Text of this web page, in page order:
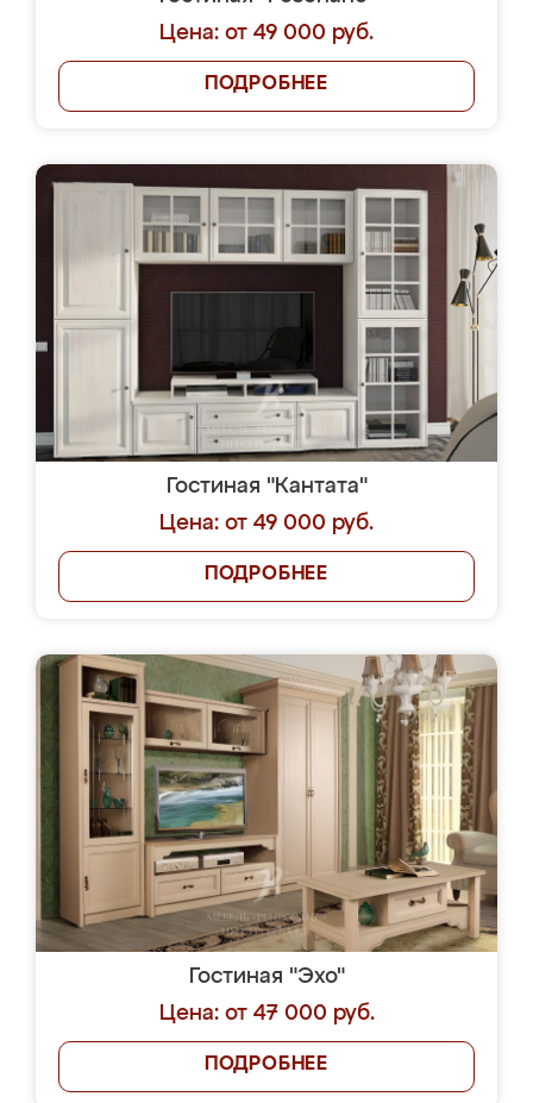
Цена: от 49 000 руб.
ПОДРОБНЕЕ
Гостиная "Кантата"
Цена: от 49 000 руб.
ПОДРОБНЕЕ
Гостиная "Эхо"
Цена: от 47 000 руб.
ПОДРОБНЕЕ